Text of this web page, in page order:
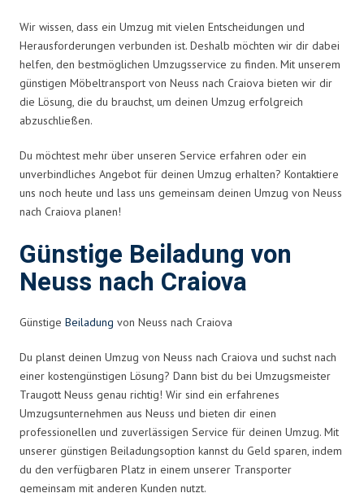
Wir wissen, dass ein Umzug mit vielen Entscheidungen und
Herausforderungen verbunden ist. Deshalb möchten wir dir dabei
helfen, den bestmöglichen Umzugsservice zu finden. Mit unserem
günstigen Möbeltransport von Neuss nach Craiova bieten wir dir
die Lösung, die du brauchst, um deinen Umzug erfolgreich
abzuschließen.
Du möchtest mehr über unseren Service erfahren oder ein
unverbindliches Angebot für deinen Umzug erhalten? Kontaktiere
uns noch heute und lass uns gemeinsam deinen Umzug von Neuss
nach Craiova planen!
Günstige Beiladung von
Neuss nach Craiova
Günstige Beiladung von Neuss nach Craiova
Du planst deinen Umzug von Neuss nach Craiova und suchst nach
einer kostengünstigen Lösung? Dann bist du bei Umzugsmeister
Traugott Neuss genau richtig! Wir sind ein erfahrenes
Umzugsunternehmen aus Neuss und bieten dir einen
professionellen und zuverlässigen Service für deinen Umzug. Mit
unserer günstigen Beiladungsoption kannst du Geld sparen, indem
du den verfügbaren Platz in einem unserer Transporter
gemeinsam mit anderen Kunden nutzt.